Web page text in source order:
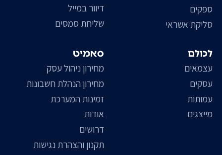
סאמיט
מחירון ניהול עסק
מחירון הנהלת חשבונות
זמינות המערכת
אודות
דרושים
תקנון והצהרת נגישות
דיוור במייל
שליחת סמסים
ספקים
סליקת אשראי
לכולם
עצמאים
עסקים
עמותות
מייצגים